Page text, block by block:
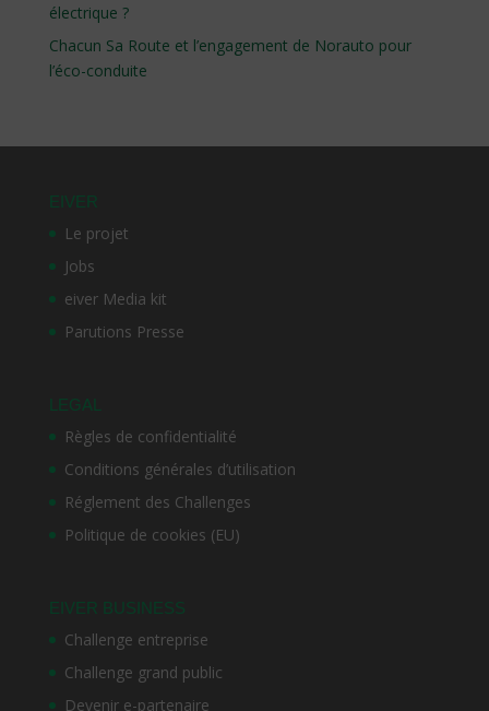
électrique ?
Chacun Sa Route et l’engagement de Norauto pour
l’éco-conduite
EIVER
Le projet
Jobs
eiver Media kit
Parutions Presse
LEGAL
Règles de confidentialité
Conditions générales d’utilisation
Réglement des Challenges
Politique de cookies (EU)
EIVER BUSINESS
Challenge entreprise
Challenge grand public
Devenir e-partenaire